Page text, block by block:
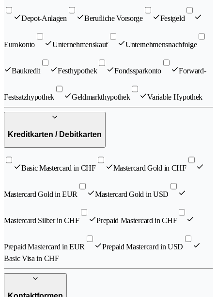
Depot-Anlagen Berufliche Vorsorge Festgeld
Eurokonto Unternehmenskauf Unternehmensnachfolge
Baukredit Festhypothek Fondssparkonto Forward-
Festsatzhypothek Geldmarkthypothek Variable Hypothek
Kreditkarten / Debitkarten
Basic Mastercard in CHF Mastercard Gold in CHF
Mastercard Gold in EUR Mastercard Gold in USD
Mastercard Silber in CHF Prepaid Mastercard in CHF
Prepaid Mastercard in EUR
Prepaid Mastercard in USD
Basic Visa in CHF